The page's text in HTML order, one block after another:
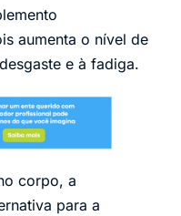
aumenta o nível de
e à fadiga.
corpo, a
para a